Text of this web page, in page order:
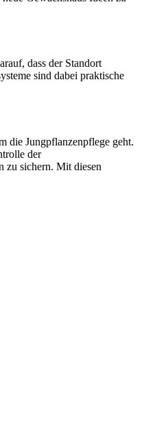
dass der Standort
sind dabei praktische
die Jungpflanzenpflege geht.
der
zu sichern. Mit diesen